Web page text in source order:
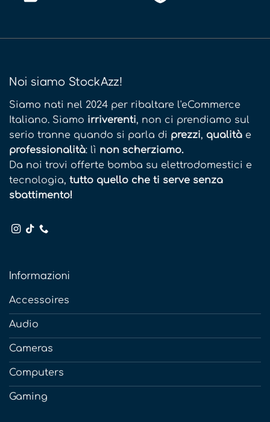
Noi siamo StockAzz!
Siamo nati nel 2024 per ribaltare l'eCommerce
Italiano. Siamo irriverenti, non ci prendiamo sul
serio tranne quando si parla di prezzi, qualità e
professionalità: lì non scherziamo.
Da noi trovi offerte bomba su elettrodomestici e
tecnologia, tutto quello che ti serve senza
sbattimento!
Informazioni
Accessoires
Audio
Cameras
Computers
Gaming